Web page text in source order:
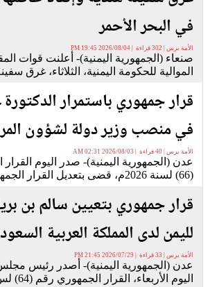
في البحر الأحمر
الأمة برس | 302 قراءة | 2026/08/04 19:45 PM
صنعاء (الجمهورية اليمنية)- أعلنت قوات
الموالية للحكومة اليمنية، الثلاثاء، غرق
قرار جمهوري باستمرار
في منصب وزير دولة لشؤون
الأمة برس | 40 قراءة | 2026/08/03 02:31 AM
عدن (الجمهورية اليمنية)- صدر اليوم
(66) لسنة 2026م، قضى بتعديل القرار الجمهوري ب
قرار جمهوري بتعيين سالم بن
لليمن لدى المملكة العربية
الأمة برس | 33 قراءة | 2026/07/29 21:45 PM
عدن (الجمهورية اليمنية)- أصدر رئيس مجلس
اليوم الأربعاء، القرار الجمهوري رقم (64) لس